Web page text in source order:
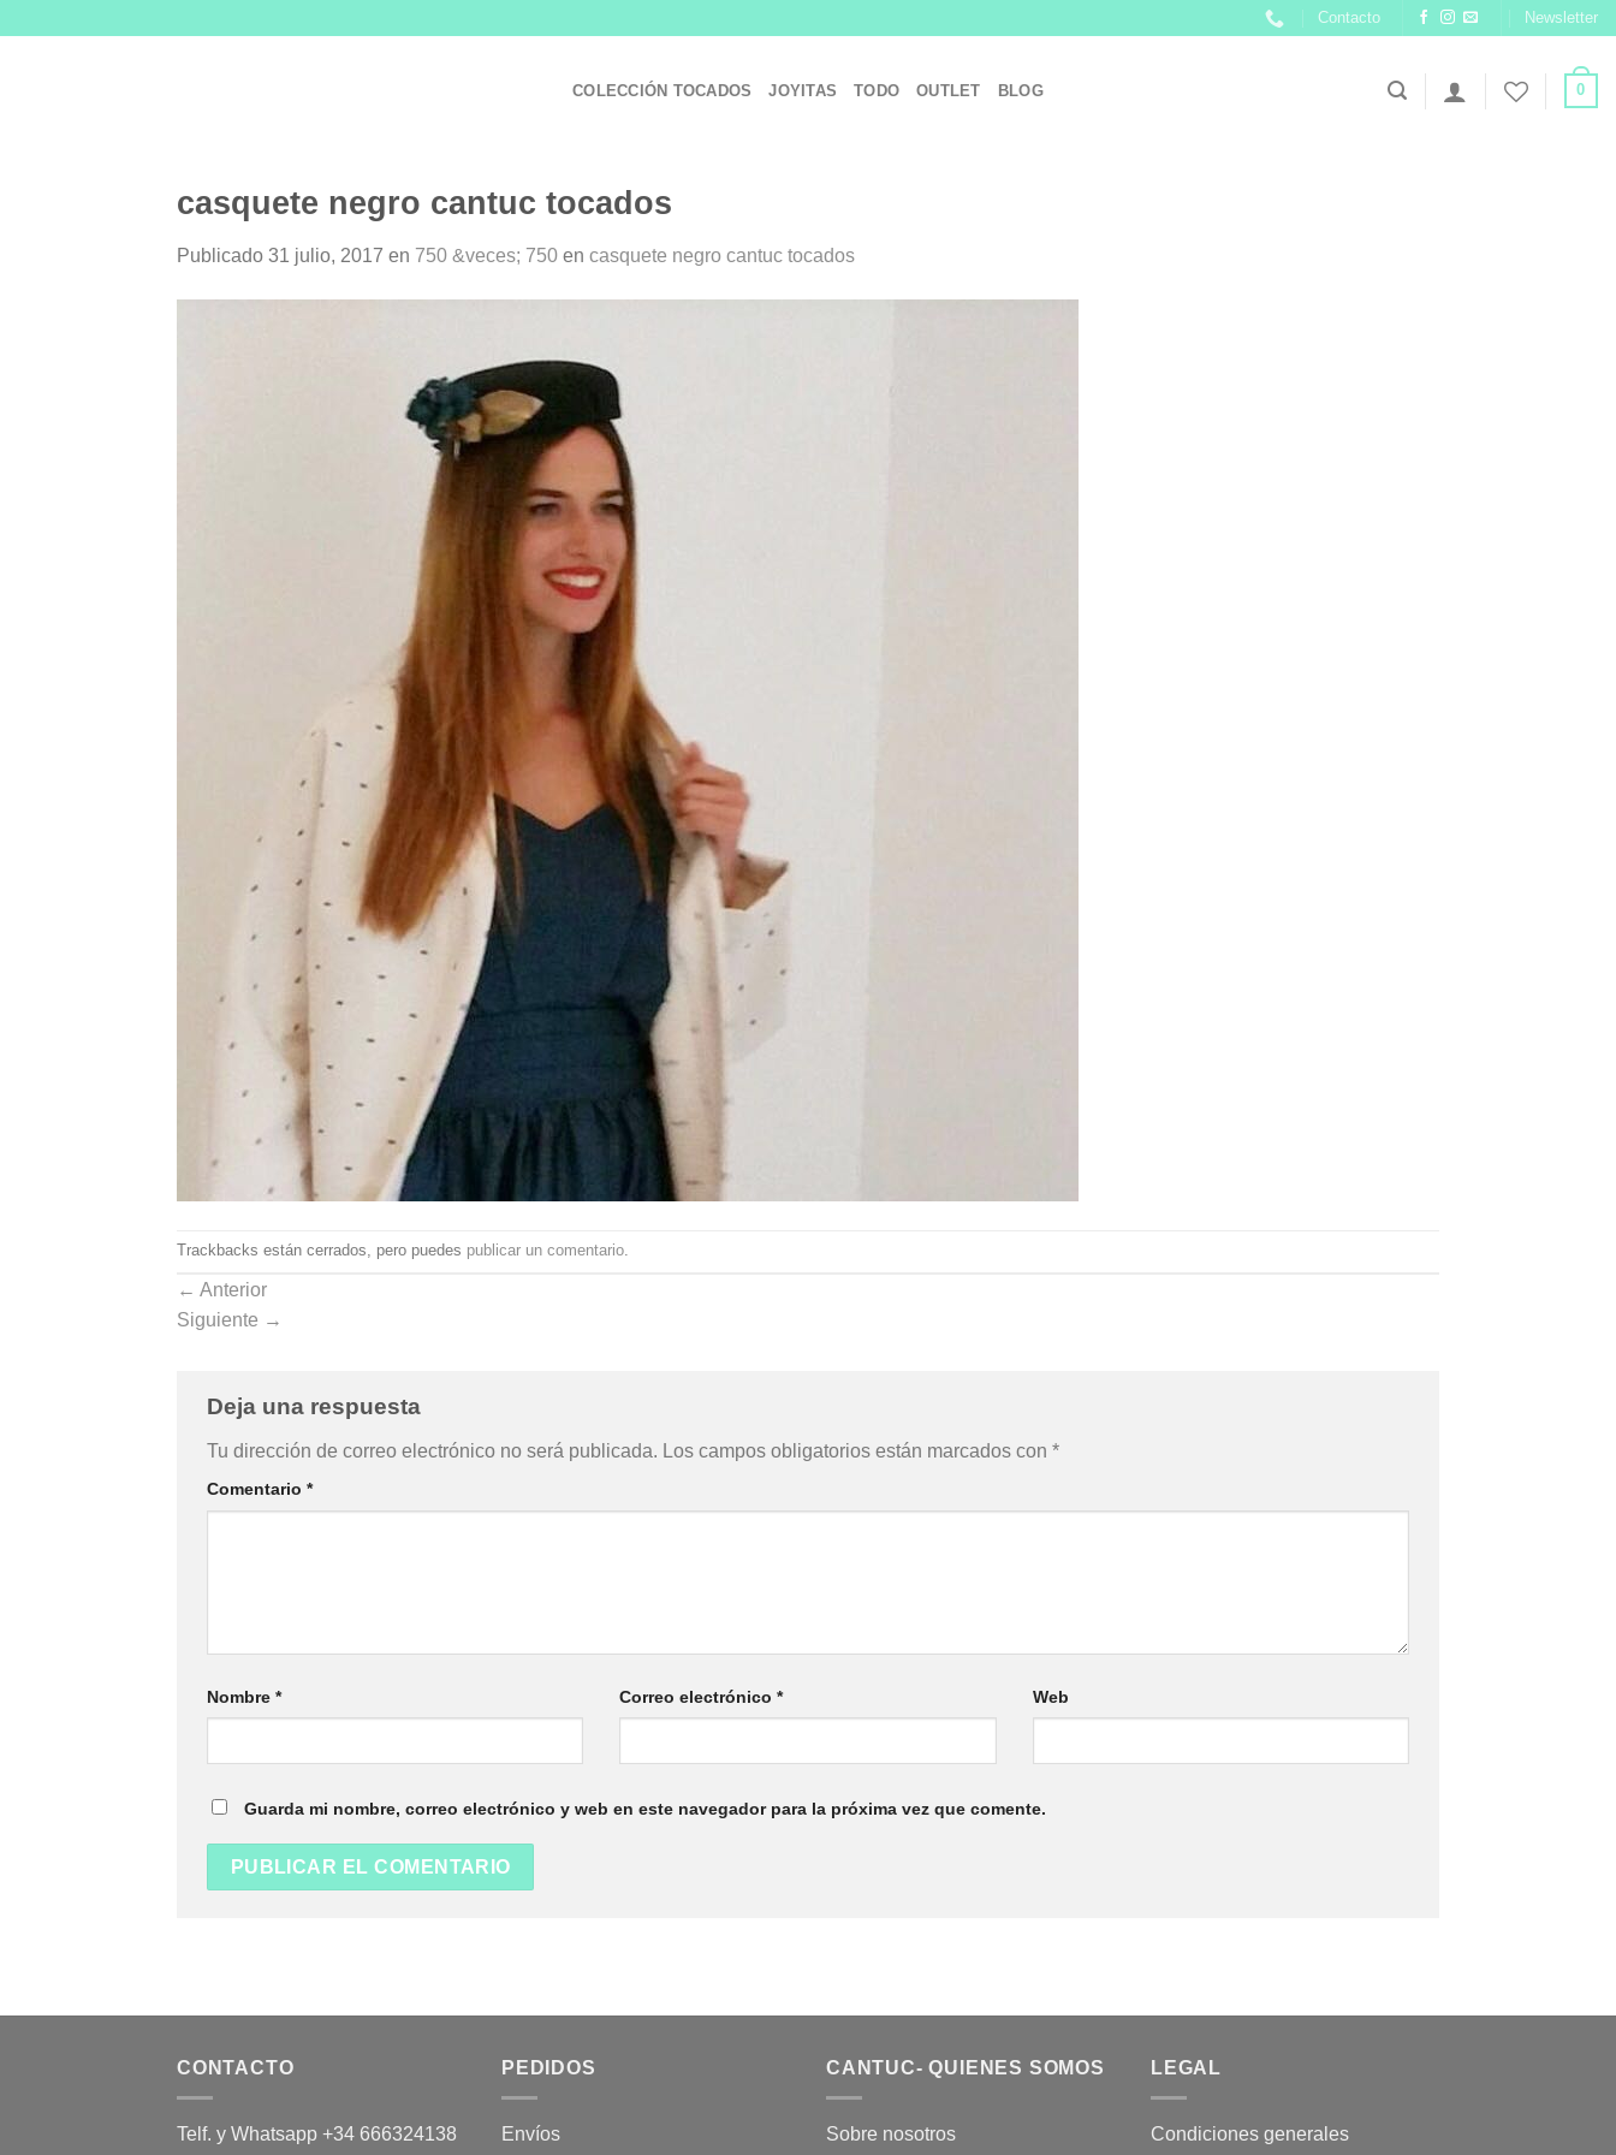
Contacto Newsletter
COLECCIÓN TOCADOS JOYITAS TODO OUTLET BLOG 0
casquete negro cantuc tocados
Publicado 31 julio, 2017 en 750 &veces; 750 en casquete negro cantuc tocados
Trackbacks están cerrados, pero puedes publicar un comentario
← Anterior
Siguiente →
Deja una respuesta
Tu dirección de correo electrónico no será publicada. Los campos obligatorios están marcados con *
Comentario *
Nombre * Correo electrónico* Web
Guarda mi nombre, correo electrónico y web en este navegador para la próxima vez que comente.
CONTACTO
Telf. y Whatsapp +34 666324138
PEDIDOS
Envíos
CANTUC- QUIENES SOMOS
Sobre nosotros
LEGAL
Condiciones generales